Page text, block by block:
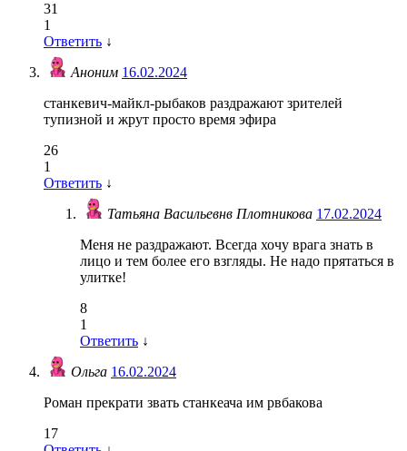
31
1
Ответить ↓
Аноним 16.02.2024
станкевич-майкл-рыбаков раздражают зрителей
тупизной и жрут просто время эфира
26
1
Ответить ↓
Татьяна Васильевнв Плотникова 17.02.2024
Меня не раздражают. Всегда хочу врага знать в
лицо и тем более его взгляды. Не надо прятаться в
улитке!
8
1
Ответить ↓
Ольга 16.02.2024
Роман прекрати звать станкеача им рвбакова
17